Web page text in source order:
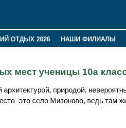
ОТДЫХ 2026
НАШИ ФИЛИАЛЫ
мест ученицы 10а
архитектурой, природой,
-это село Мизоново, ведь там